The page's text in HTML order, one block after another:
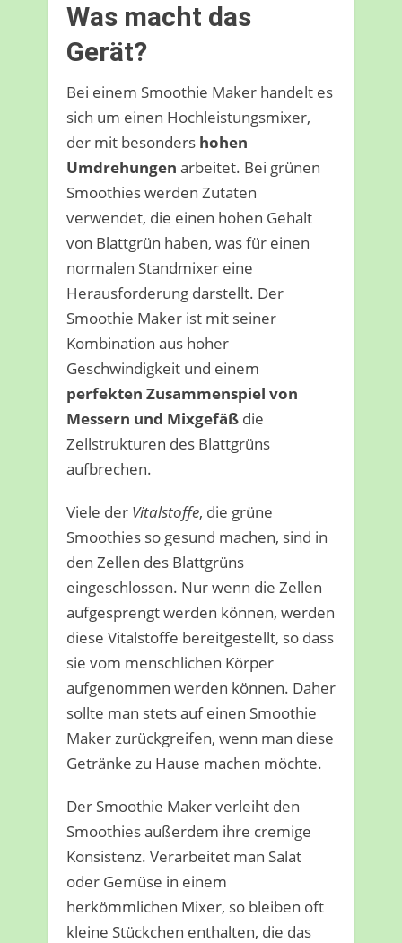
Was macht das
Gerät?
Bei einem Smoothie Maker handelt es
sich um einen Hochleistungsmixer,
der mit besonders hohen
Umdrehungen arbeitet. Bei grünen
Smoothies werden Zutaten
verwendet, die einen hohen Gehalt
von Blattgrün haben, was für einen
normalen Standmixer eine
Herausforderung darstellt. Der
Smoothie Maker ist mit seiner
Kombination aus hoher
Geschwindigkeit und einem
perfekten Zusammenspiel von
Messern und Mixgefäß die
Zellstrukturen des Blattgrüns
aufbrechen.
Viele der Vitalstoffe, die grüne
Smoothies so gesund machen, sind in
den Zellen des Blattgrüns
eingeschlossen. Nur wenn die Zellen
aufgesprengt werden können, werden
diese Vitalstoffe bereitgestellt, so dass
sie vom menschlichen Körper
aufgenommen werden können. Daher
sollte man stets auf einen Smoothie
Maker zurückgreifen, wenn man diese
Getränke zu Hause machen möchte.
Der Smoothie Maker verleiht den
Smoothies außerdem ihre cremige
Konsistenz. Verarbeitet man Salat
oder Gemüse in einem
herkömmlichen Mixer, so bleiben oft
kleine Stückchen enthalten, die das